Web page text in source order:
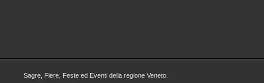
Sagre, Fiere, Feste ed Eventi della regione Veneto.